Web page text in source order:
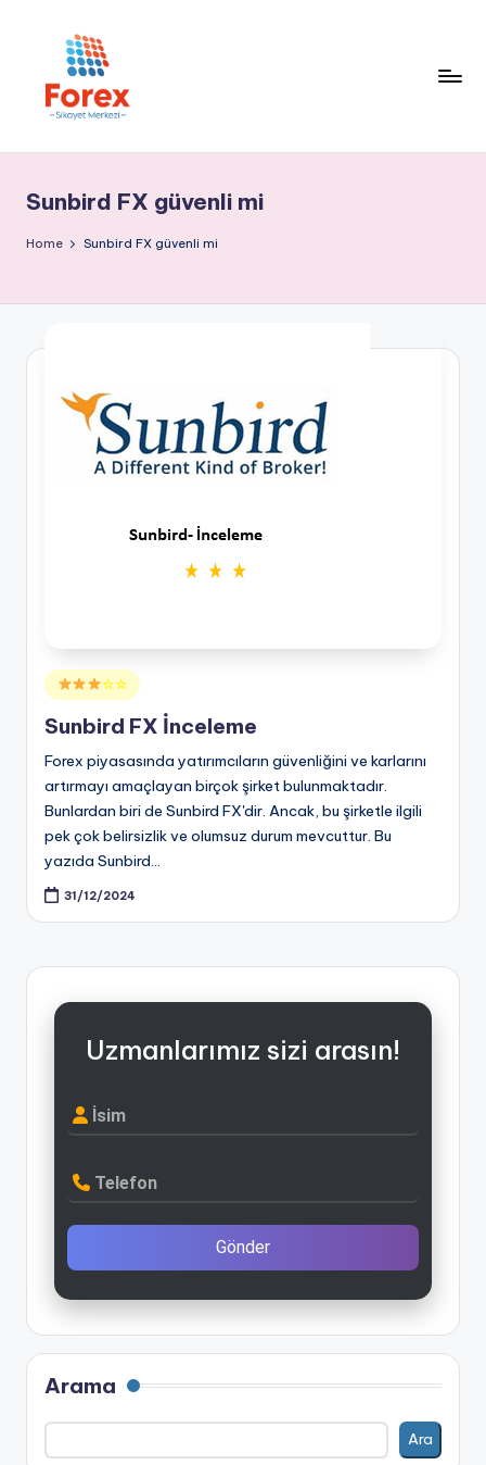
Sunbird FX güvenli mi
Home Sunbird FX güvenli mi
Posted
in
☆☆
Sunbird FX İnceleme
Forex piyasasında yatırımcıların güvenliğini ve karlarını
artırmayı amaçlayan birçok şirket bulunmaktadır.
Bunlardan biri de Sunbird FX'dir. Ancak, bu şirketle ilgili
pek çok belirsizlik ve olumsuz durum mevcuttur. Bu
yazıda Sunbird…
31/12/2024
Uzmanlarımız sizi arasın!
İsim
Telefon
Gönder
Arama
Ara